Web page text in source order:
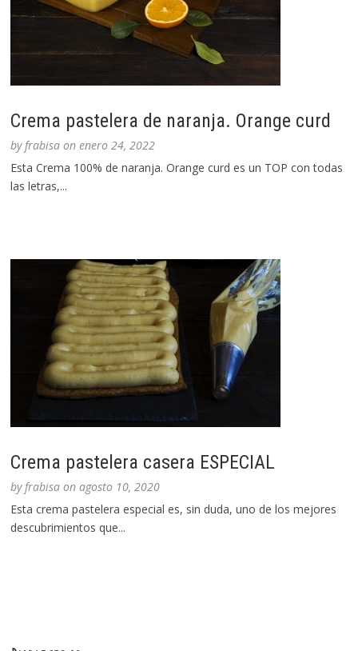
Crema pastelera de naranja. Orange curd
byfrabisa onenero 24, 2022
Esta Crema 100% de naranja. Orange curd es un TOP con todas
las letras,...
Crema pastelera casera ESPECIAL
byfrabisa onagosto 10, 2020
Esta crema pastelera especial es, sin duda, uno de los mejores
descubrimientos que...